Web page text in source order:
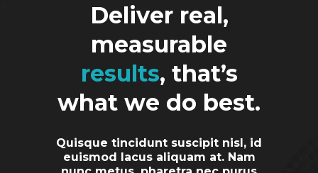
Deliver real,
measurable
results, that’s
what we do best.
Quisque tincidunt suscipit nisl, id
euismod lacus aliquam at. Nam